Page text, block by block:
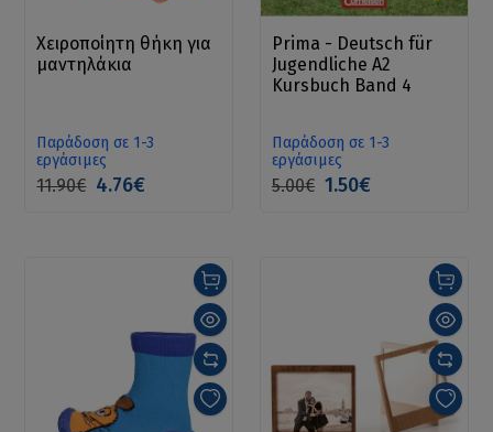
Χειροποίητη θήκη για
μαντηλάκια
Παράδοση σε 1-3
εργάσιμες
11.90€ 4.76€
Prima - Deutsch für
Jugendliche A2
Kursbuch Band 4
Παράδοση σε 1-3
εργάσιμες
5.00€ 1.50€